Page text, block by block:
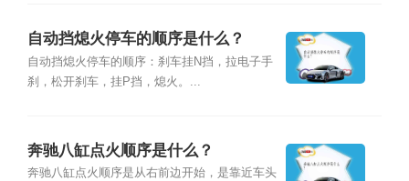
自动挡熄火停车的顺序是什么？
自动挡熄火停车的顺序：刹车挂N挡，拉电子手
刹，松开刹车，挂P挡，熄火。...
奔驰八缸点火顺序是什么？
奔驰八缸点火顺序是从右前边开始，是靠近车头